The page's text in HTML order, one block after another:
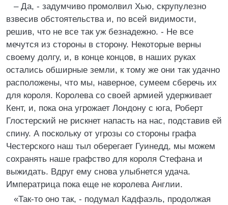
– Да, - задумчиво промолвил Хью, скрупулезно
взвесив обстоятельства и, по всей видимости,
решив, что не все так уж безнадежно. - Не все
мечутся из стороны в сторону. Некоторые верны
своему долгу, и, в конце концов, в наших руках
остались обширные земли, к тому же они так удачно
расположены, что мы, наверное, сумеем сберечь их
для короля. Королева со своей армией удерживает
Кент, и, пока она угрожает Лондону с юга, Роберт
Глостерский не рискнет напасть на нас, подставив ей
спину. А поскольку от угрозы со стороны графа
Честерского наш тыл оберегает Гуинедд, мы можем
сохранять наше графство для короля Стефана и
выжидать. Вдруг ему снова улыбнется удача.
Императрица пока еще не королева Англии.
«Так-то оно так, - подумал Кадфаэль, продолжая